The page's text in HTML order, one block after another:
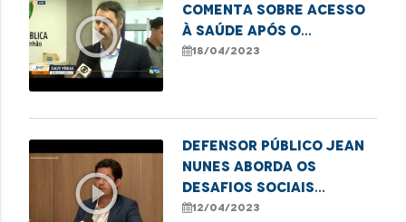
play_circle_outline
comenta sobre acesso
à saúde após o
falecimento de bebê
18/04/2023
play_circle_outline
Defensor público Jean
Nunes aborda os
desafios sociais
relacionados à
12/04/2023